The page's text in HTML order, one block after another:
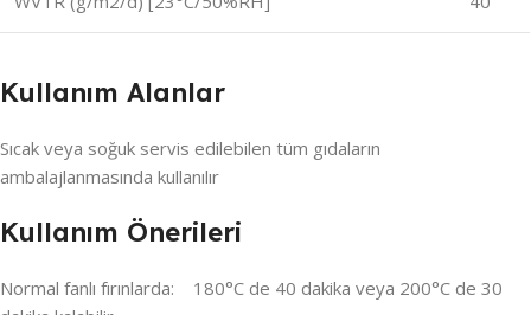
Kullanım Alanlar
Sıcak veya soğuk servis edilebilen tüm gıdaların
ambalajlanmasında kullanılır
Kullanım Önerileri
Normal fanlı fırınlarda: 180°C de 40 dakika veya 200°C de 30